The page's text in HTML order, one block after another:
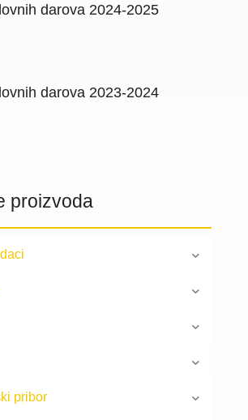
darova 2024-2025
darova 2023-2024
proizvoda
pribor